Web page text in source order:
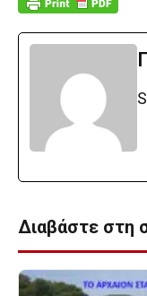
Διαβάστε στη